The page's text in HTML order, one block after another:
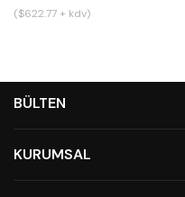
($622.77 + kdv)
BÜLTEN
KURUMSAL